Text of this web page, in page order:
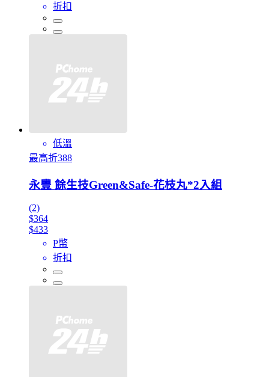
折扣
低溫
最高折388
永豐 餘生技Green&Safe-花枝丸*2入組
(2)
$364
$433
P幣
折扣